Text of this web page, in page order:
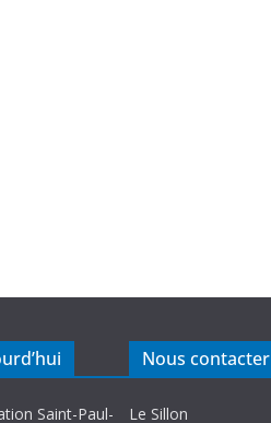
Saint-Paul-
Nous contacter
Le Sillon